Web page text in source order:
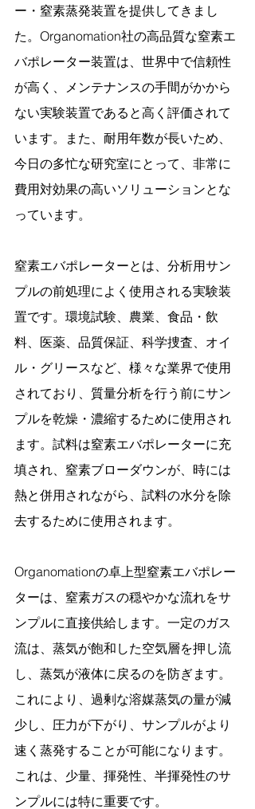
ー・窒素蒸発装置を提供してきまし
た。Organomation社の高品質な窒素エ
バポレーター装置は、世界中で信頼性
が高く、メンテナンスの手間がかから
ない実験装置であると高く評価されて
います。また、耐用年数が長いため、
今日の多忙な研究室にとって、非常に
費用対効果の高いソリューションとな
っています。
窒素エバポレーターとは、分析用サン
プルの前処理によく使用される実験装
置です。環境試験、農業、食品・飲
料、医薬、品質保証、科学捜査、オイ
ル・グリースなど、様々な業界で使用
されており、質量分析を行う前にサン
プルを乾燥・濃縮するために使用され
ます。試料は窒素エバポレーターに充
填され、窒素ブローダウンが、時には
熱と併用されながら、試料の水分を除
去するために使用されます。
Organomationの卓上型窒素エバポレー
ターは、窒素ガスの穏やかな流れをサ
ンプルに直接供給します。一定のガス
流は、蒸気が飽和した空気層を押し流
し、蒸気が液体に戻るのを防ぎます。
これにより、過剰な溶媒蒸気の量が減
少し、圧力が下がり、サンプルがより
速く蒸発することが可能になります。
これは、少量、揮発性、半揮発性のサ
ンプルには特に重要です。